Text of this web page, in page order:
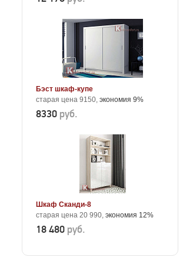
Бэст шкаф-купе
старая цена 9150, экономия 9%
8330 руб.
Шкаф Сканди-8
старая цена 20 990, экономия 12%
18 480 руб.